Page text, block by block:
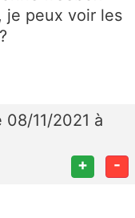
je peux voir les
08/11/2021 à
+ -